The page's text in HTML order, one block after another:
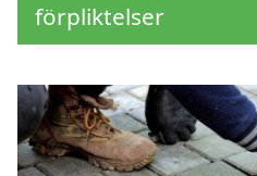
förpliktelser